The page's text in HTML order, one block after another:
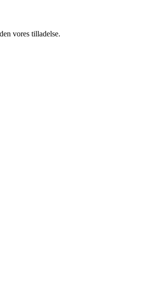
vores tilladelse.